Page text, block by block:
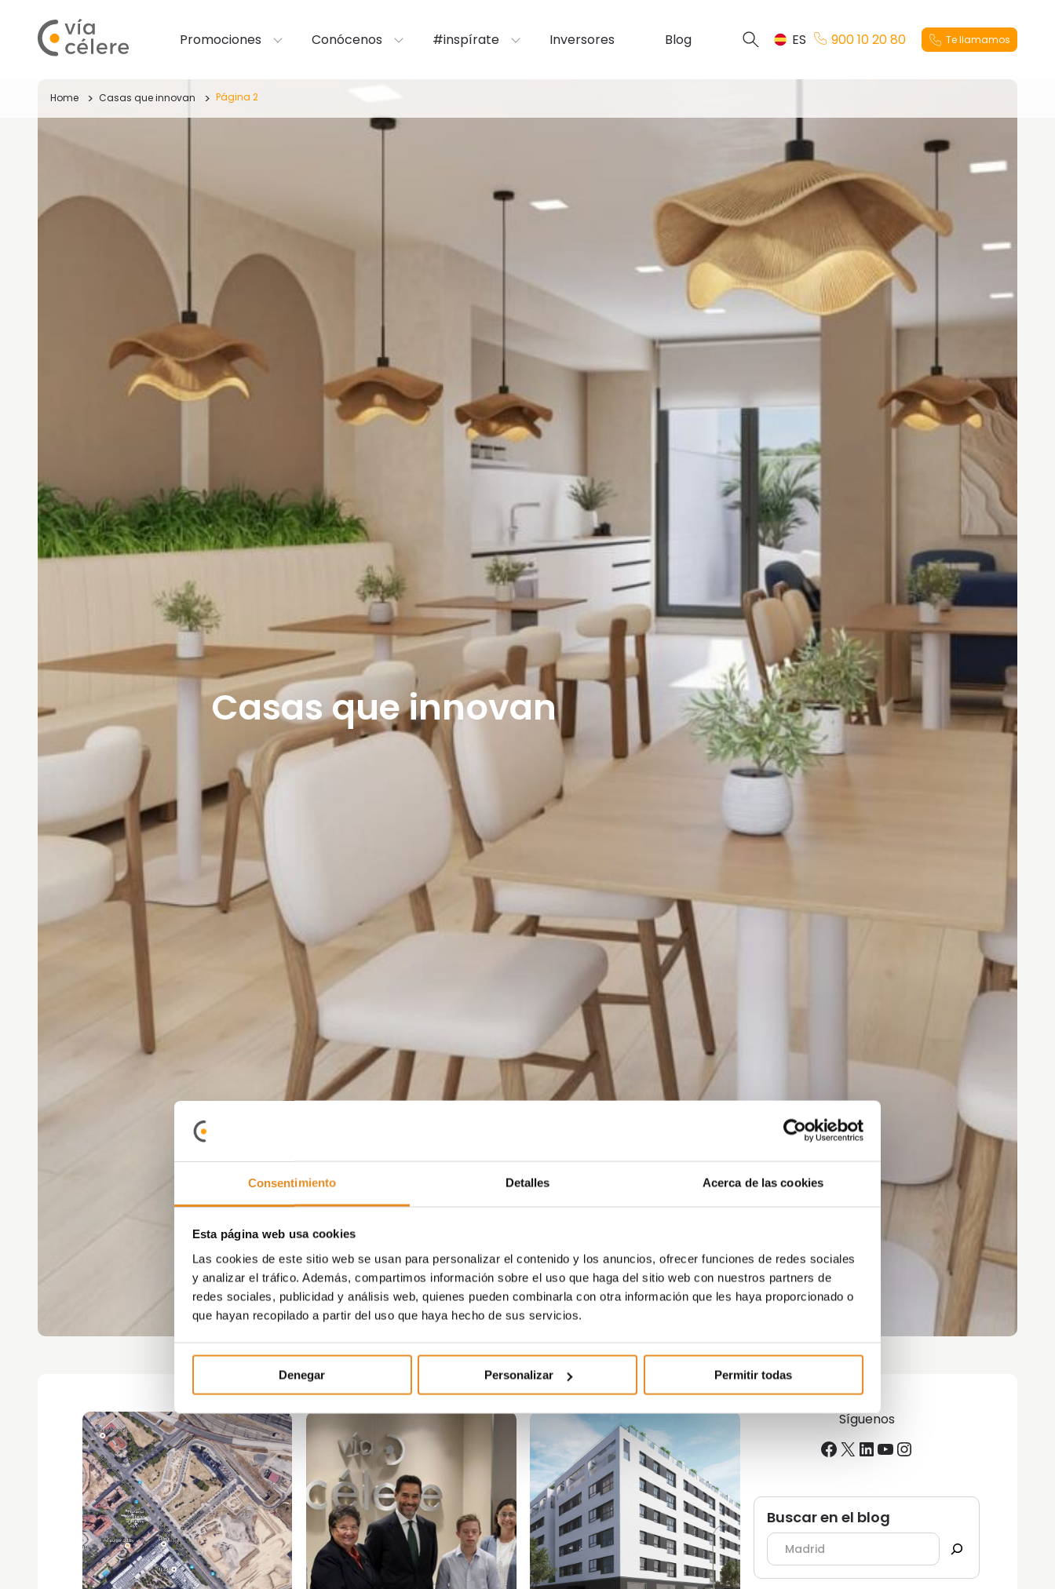
Consentimiento Detalles Acerca de las cookies
Esta página web usa cookies
Las cookies de este sitio web se usan para personalizar el contenido y los anuncios, ofrecer funciones de redes sociales
y analizar el tráfico. Además, compartimos información sobre el uso que haga del sitio web con nuestros partners de
redes sociales, publicidad y análisis web, quienes pueden combinarla con otra información que les haya proporcionado o
que hayan recopilado a partir del uso que haya hecho de sus servicios.
Denegar Personalizar Permitir todas
Promociones Conócenos #inspírate Inversores Blog ES 900 10 20 80 Te llamamos
Home Casas que innovan Página 2
Casas que innovan
Síguenos
Facebook
X LinkedIn
YouTube
Instagram
Buscar en el blog